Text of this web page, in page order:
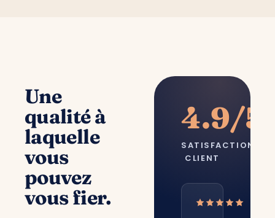
Une
qualité à
laquelle
vous
pouvez
vous fier.
4.9/5
SATISFACTION
CLIENT